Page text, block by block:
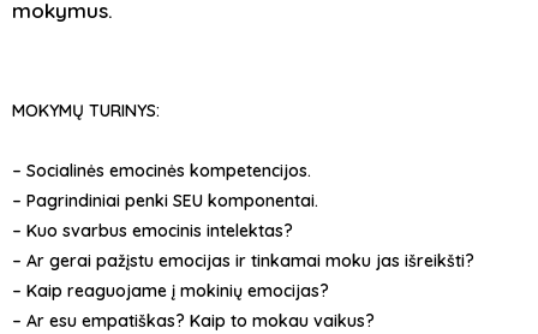
mokymus.
MOKYMŲ TURINYS:
– Socialinės emocinės kompetencijos.
– Pagrindiniai penki SEU komponentai.
– Kuo svarbus emocinis intelektas?
– Ar gerai pažįstu emocijas ir tinkamai moku jas išreikšti?
– Kaip reaguojame į mokinių emocijas?
– Ar esu empatiškas? Kaip to mokau vaikus?